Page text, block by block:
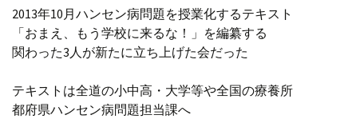
）～
四国遍路紀行文 研究業績
2013年10月ハンセン病問題を授業化するテキスト
「おまえ、もう学校に来るな！」を編纂する
関わった3人が新たに立ち上げた会だった
テキストは全道の小中高・大学等や全国の療養所
都府県ハンセン病問題担当課へ